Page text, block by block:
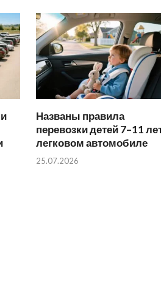
Названы правила
перевозки детей 7–11
легковом автомобиле
25.07.2026